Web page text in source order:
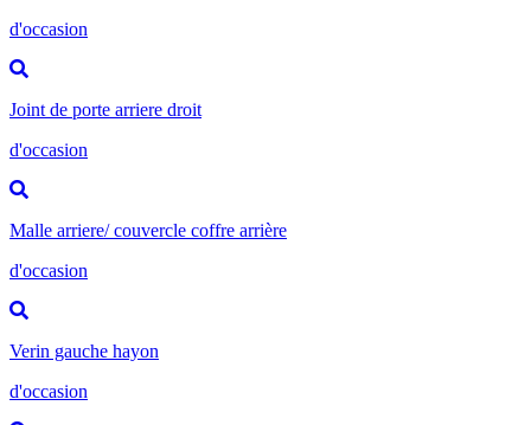
d'occasion
Joint de porte arriere droit
d'occasion
Malle arriere/ couvercle coffre arrière
d'occasion
Verin gauche hayon
d'occasion